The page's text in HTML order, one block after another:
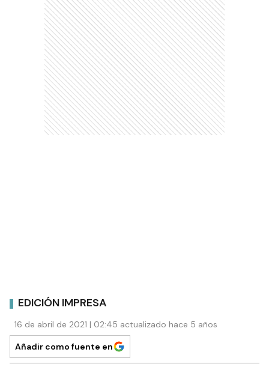
EDICIÓN IMPRESA
16 de abril de 2021 | 02:45 actualizado hace 5 años
Añadir como fuente en